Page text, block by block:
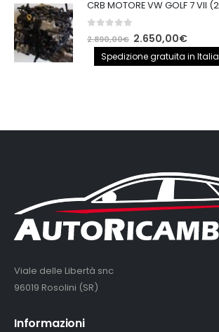
out of 5
2.890,00€ Il
prezzo
originale
2.650,00€Il
prezzo
attuale
Spedizione gratuita in Italia
Viale delle Libertà snc
96019 Rosolini (SR)
Informazioni